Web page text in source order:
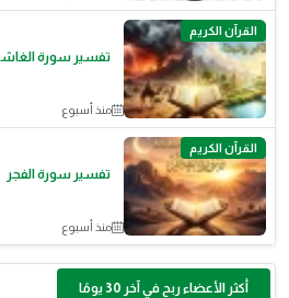
القرآن الكريم
تفسير سورة
منذ أسبوع
القرآن الكريم
تفسير سورة الفجر
منذ أسبوع
أكثر الأعضاء ربح في آخر 30 يومًا